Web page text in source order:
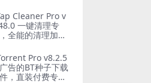
Cleaner Pro v
键清理专
全能的清理加速
Pro v8.2.5
告的BT种子下载
，直装付费专业